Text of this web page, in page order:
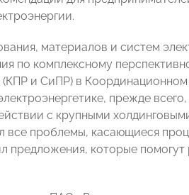
материалов и систем
по комплексному
и СиПР) в Координационном
прежде всего,
с крупными
все проблемы, касающиеся
предложения, которые